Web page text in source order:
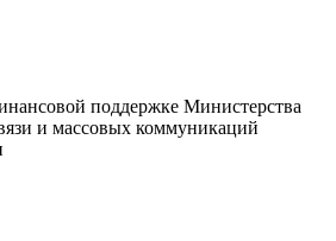
поддержке Министерства
и массовых коммуникаций